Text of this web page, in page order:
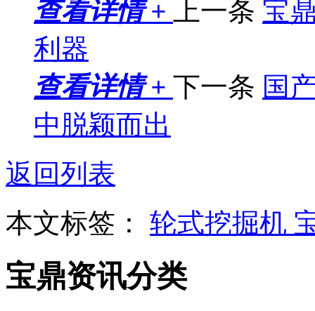
查看详情 + 上一条 宝
利器
查看详情 + 下一条 国
中脱颖而出
返回列表
本文标签： 轮式挖掘机
宝鼎资讯分类